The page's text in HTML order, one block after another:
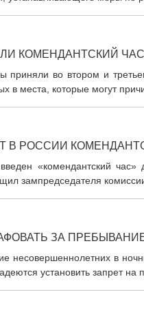
КОМЕНДАНТСКИЙ
приняли во втором и
в места, которые могут
В РОССИИ
«комендантский
зампредседателя
ЗА
несовершеннолетних в
установить запрет на